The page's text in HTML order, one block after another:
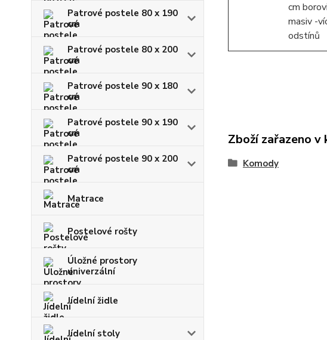
Patrové postele 80 x 190
cm
Patrové postele 80 x 200
cm
Patrové postele 90 x 180
cm
Patrové postele 90 x 190
cm
Patrové postele 90 x 200
cm
Matrace
Postelové rošty
Úložné prostory
univerzální
Jídelní židle
Jídelní stoly
Zboží zařazeno v
Komody